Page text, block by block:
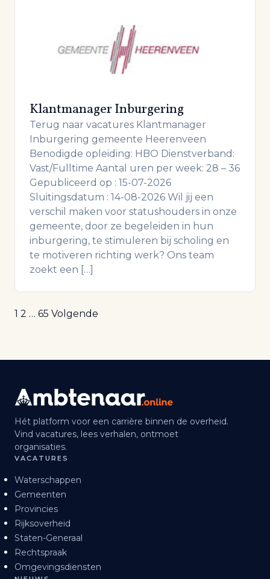
Klantmanager Inburgering
Terug naar vacatures Klantmanager
Inburgering gemeente Heerenveen
Benodigde opleiding: HBO Dienstverband:
Vast/Fulltime Aantal uren per week: 28 – 36
Gepubliceerd op : 15-07-2026
Sluitingsdatum : 14-08-2026 Wil jij een
verschil maken voor statushouders in onze
gemeente, door ze begeleiden in hun
inburgering, te stimuleren bij scholing en
te motiveren richting werk? Ons team
zoekt een […]
Berichten
1 2 … 65 Volgende
Hét platform voor een carrière binnen de overheid.
Vind vacatures, lees verhalen, ontmoet
organisaties.
VACATURES
Waterschappen
Gemeenten
Provincies
Rijksoverheid
Staten-Generaal
Rechtspraak
Omgevingsdiensten